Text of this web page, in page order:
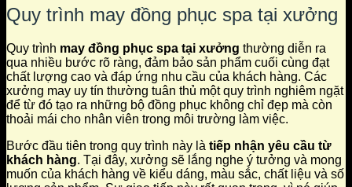
Quy trình may đồng phục spa tại xưởng
Quy trình may đồng phục spa tại xưởng thường diễn ra
qua nhiều bước rõ ràng, đảm bảo sản phẩm cuối cùng đạt
chất lượng cao và đáp ứng nhu cầu của khách hàng. Các
xưởng may uy tín thường tuân thủ một quy trình nghiêm ngặt
để từ đó tạo ra những bộ đồng phục không chỉ đẹp mà còn
thoải mái cho nhân viên trong môi trường làm việc.
Bước đầu tiên trong quy trình này là tiếp nhận yêu cầu từ
khách hàng. Tại đây, xưởng sẽ lắng nghe ý tưởng và mong
muốn của khách hàng về kiểu dáng, màu sắc, chất liệu và số